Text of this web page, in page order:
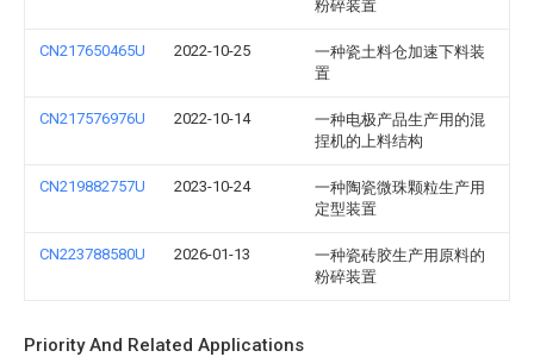
粉碎装置
CN217650465U 2022-10-25
一种瓷土料仓加速下料装
置
CN217576976U 2022-10-14
一种电极产品生产用的混
捏机的上料结构
CN219882757U 2023-10-24
一种陶瓷微珠颗粒生产用
定型装置
CN223788580U 2026-01-13
一种瓷砖胶生产用原料的
粉碎装置
Priority And Related Applications